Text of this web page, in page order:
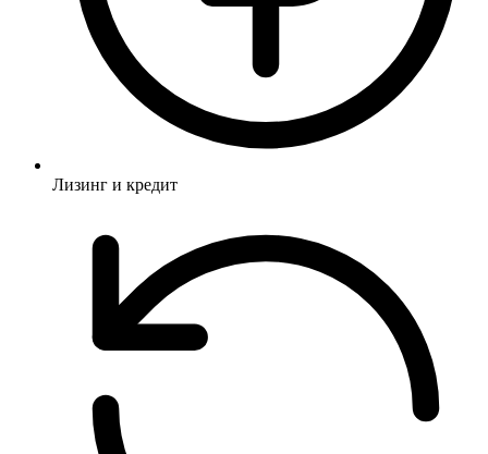
Лизинг и кредит